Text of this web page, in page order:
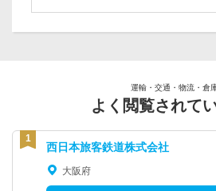
運輸・交通・物流・倉
よく閲覧されて
西日本旅客鉄道株式会社
大阪府